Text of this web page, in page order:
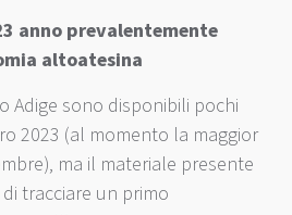
anno prevalentemente
altoatesina
Adige sono disponibili pochi
2023 (al momento la maggior
ma il materiale presente
tracciare un primo